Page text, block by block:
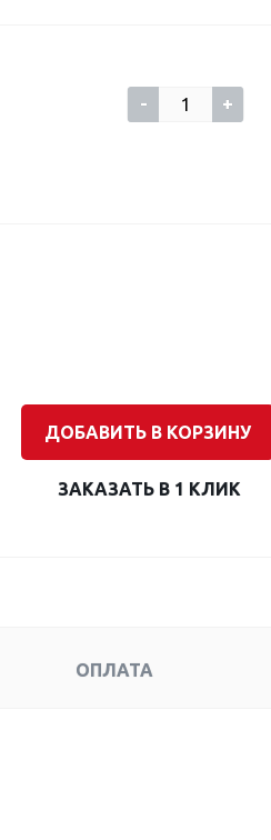
- +
ДОБАВИТЬ В КОРЗИНУ
ЗАКАЗАТЬ В 1 КЛИК
ОПЛАТА